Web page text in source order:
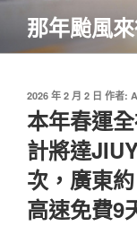
主
那年颱風
發
於
2026 年 2 月 2 日 作者:
本年春運
計將達
次，廣東
高速免費9